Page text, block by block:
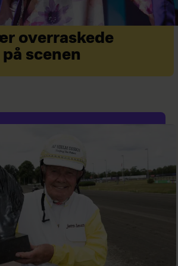
overraskede
scenen